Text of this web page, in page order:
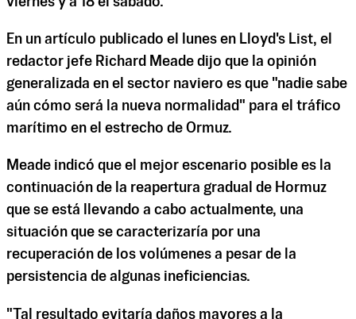
En un artículo publicado el lunes en Lloyd's List, el
redactor jefe Richard Meade dijo que la opinión
generalizada en el sector naviero es que "nadie sabe
aún cómo será la nueva normalidad" para el tráfico
marítimo en el estrecho de Ormuz.
Meade indicó que el mejor escenario posible es la
continuación de la reapertura gradual de Hormuz
que se está llevando a cabo actualmente, una
situación que se caracterizaría por una
recuperación de los volúmenes a pesar de la
persistencia de algunas ineficiencias.
"Tal resultado evitaría daños mayores a la